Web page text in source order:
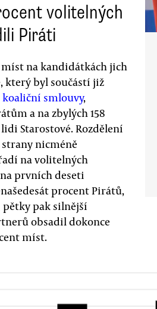
volitelných
Piráti
míst na kandidátkách jich
který byl součástí již
koaliční smlouvy,
a na zbylých 158
Starostové. Rozdělení
nicméně
na volitelných
prvních deseti
procent Pirátů,
pak silnější
obsadil dokonce
míst.